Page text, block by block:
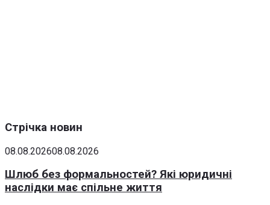
Стрічка новин
08.08.202608.08.2026
Шлюб без формальностей? Які юридичні
наслідки має спільне життя